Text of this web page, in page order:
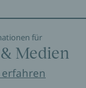
für
Medien